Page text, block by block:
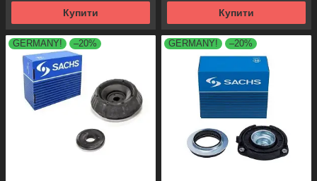
Купити Купити
GERMANY! –20% GERMANY! –20%